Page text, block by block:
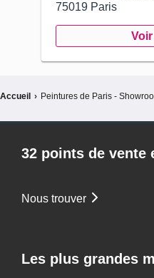
75019 Paris
Accueil › Peintures de Paris -
32 points de vente
Nous trouver
Les plus grandes